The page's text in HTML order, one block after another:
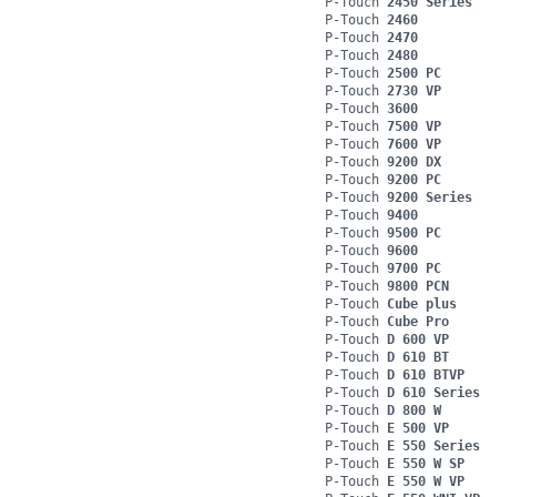
P-Touch 2460
P-Touch 2470
P-Touch 2480
P-Touch 2500 PC
P-Touch 2730 VP
P-Touch 3600
P-Touch 7500 VP
P-Touch 7600 VP
P-Touch 9200 DX
P-Touch 9200 PC
P-Touch 9200 Series
P-Touch 9400
P-Touch 9500 PC
P-Touch 9600
P-Touch 9700 PC
P-Touch 9800 PCN
P-Touch Cube plus
P-Touch Cube Pro
P-Touch D 600 VP
P-Touch D 610 BT
P-Touch D 610 BTVP
P-Touch D 610 Series
P-Touch D 800 W
P-Touch E 500 VP
P-Touch E 550 Series
P-Touch E 550 W SP
P-Touch E 550 W VP